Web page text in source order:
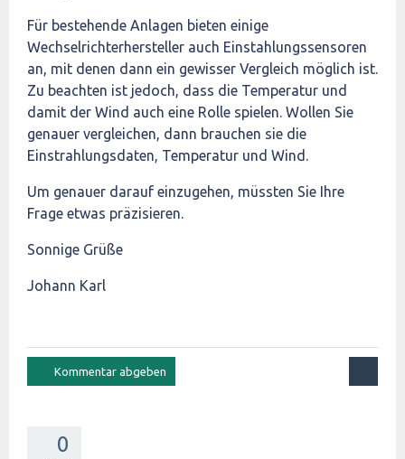
Für bestehende Anlagen bieten einige
Wechselrichterhersteller auch Einstahlungssensoren
an, mit denen dann ein gewisser Vergleich möglich ist.
Zu beachten ist jedoch, dass die Temperatur und
damit der Wind auch eine Rolle spielen. Wollen Sie
genauer vergleichen, dann brauchen sie die
Einstrahlungsdaten, Temperatur und Wind.
Um genauer darauf einzugehen, müssten Sie Ihre
Frage etwas präzisieren.
Sonnige Grüße
Johann Karl
0